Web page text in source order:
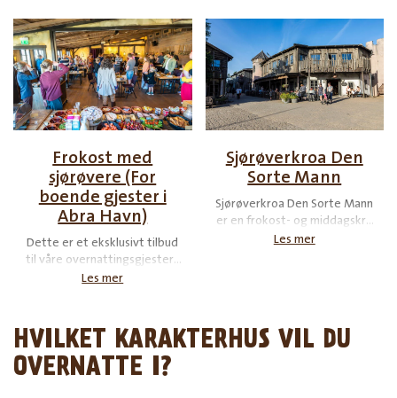
Frokost med
sjørøvere (For
boende gjester i
Abra Havn)
Dette er et eksklusivt tilbud
til våre overnattingsgjester i
Abra Havn. På frokost med
Les mer
Sjørøverkroa Den
Sorte Mann
Sjørøverkroa Den Sorte Mann
er en frokost- og middagskro
som ligger ved
Les mer
HVILKET KARAKTERHUS VIL DU
OVERNATTE I?